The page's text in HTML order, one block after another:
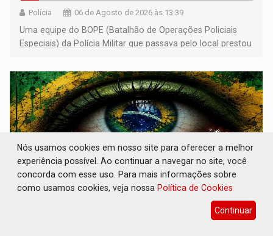
Polícia 06 de Agosto de 2026 às 13:39
Uma equipe do BOPE (Batalhão de Operações Policiais
Especiais) da Polícia Militar que passava pelo local prestou
Nós usamos cookies em nosso site para oferecer a melhor
experiência possível. Ao continuar a navegar no site, você
concorda com esse uso. Para mais informações sobre
como usamos cookies, veja nossa Política de Cookies
Continuar